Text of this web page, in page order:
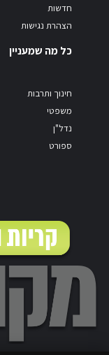
חדשות
הצהרת נגישות
כל מה שמעניין
חינוך ותרבות
משפטי
נדל"ן
ספורט